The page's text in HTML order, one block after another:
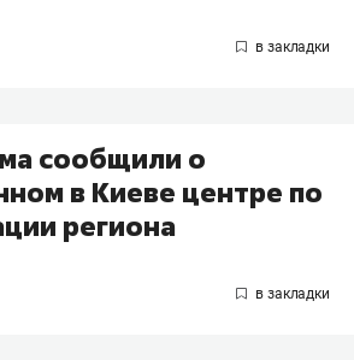
сообщили о
в Киеве центре по
региона